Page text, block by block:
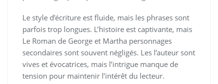
Le style d’écriture est fluide, mais les phrases sont
parfois trop longues. L’histoire est captivante, mais
Le Roman de George et Martha personnages
secondaires sont souvent négligés. Les l’auteur sont
vives et évocatrices, mais l’intrigue manque de
tension pour maintenir l’intérêt du lecteur.